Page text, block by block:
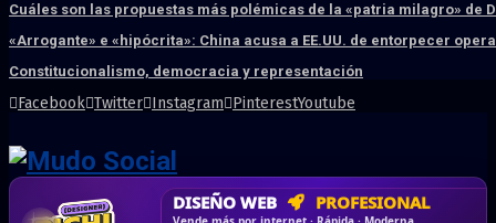
Cuáles son las propuestas más polémicas de la «patria milagro» de
«Arrogante» e «hipócrita»: China acusa a EE.UU. de entorpecer
Constitucionalismo, democracia y representación
Facebook Twitter Instagram PinterestYoutube
HOSTING SSD SÚPER RÁPIDO
DISEÑO WEB PROFESIONAL
CRM & DASHBOARD A MEDIDA
CORREO CORPORATIVO